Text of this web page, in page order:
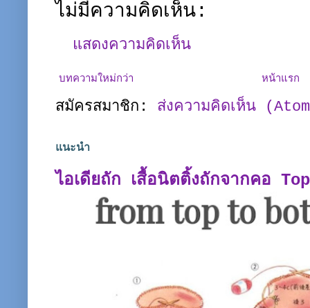
ไม่มีความคิดเห็น:
แสดงความคิดเห็น
บทความใหม่กว่า หน้าแรก
สมัครสมาชิก: ส่งความคิดเห็น
แนะนำ
ไอเดียถัก เสื้อนิตติ้งถักจากคอ